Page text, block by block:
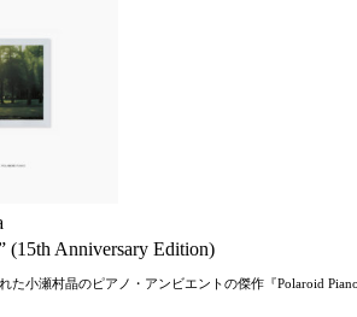
(15th Anniversary Edition)
た小瀬村晶のピアノ・アンビエントの傑作『Polaroid